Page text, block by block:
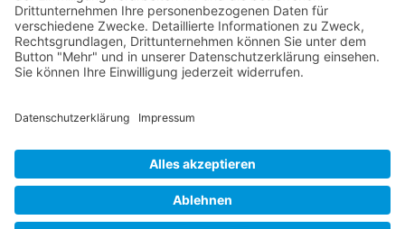
Impressum
Login